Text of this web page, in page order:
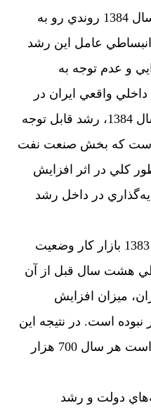
5- پس از ركود موقت اقتصاد ايران در سال 1383، اقتصاد ايران در سال 1384 روندي رو به
عامل اين رشد
بد آب و هوايي و عدم توجه به
واقعي ايران در
اين سال به 8/4 درصد كاهش يافت. اما اطلاعات اوليه از نيمه اول سال 1384، رشد قابل توجه
است كه بخش صنعت نفت
كلي در اثر افزايش
در داخل رشد
6- نرخ بيكاري در ايران در حدود 10 درصد قرار گرفته است.در سال 1383 بازار كار وضعيت
طي هشت سال قبل از آن
اقتصاد ايران، ميزان افزايش
نبوده است. در نتيجه اين
امر نرخ بيكاري در سال 1384 به 11 درصد خواهد رسيد. لازم به ذكر است هر سال 700 هزار
دولت و رشد